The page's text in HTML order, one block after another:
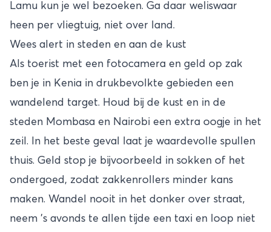
Lamu kun je wel bezoeken. Ga daar weliswaar
heen per vliegtuig, niet over land.
Wees alert in steden en aan de kust
Als toerist met een fotocamera en geld op zak
ben je in Kenia in drukbevolkte gebieden een
wandelend target. Houd bij de kust en in de
steden Mombasa en Nairobi een extra oogje in het
zeil. In het beste geval laat je waardevolle spullen
thuis. Geld stop je bijvoorbeeld in sokken of het
ondergoed, zodat zakkenrollers minder kans
maken. Wandel nooit in het donker over straat,
neem ’s avonds te allen tijde een taxi en loop niet